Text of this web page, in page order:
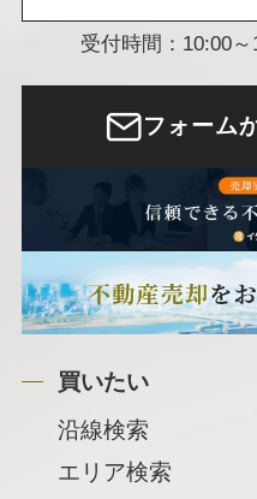
受付時間：10:00～
フォーム
買いたい
沿線検索
エリア検索